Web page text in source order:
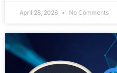
April 28, 2026 No Comments